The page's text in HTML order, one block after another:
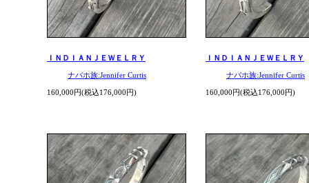
ＩＮＤＩＡＮＪＥＷＥＬＲＹ
ナバホ族:Jennifer Curtis
160,000円(税込176,000円)
ＩＮＤＩＡＮＪＥＷＥＬＲＹ
ナバホ族:Jennifer Curtis
160,000円(税込176,000円)